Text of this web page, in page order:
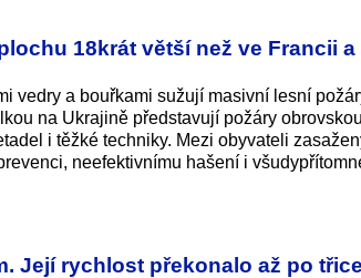
18krát větší než ve Francii
vedry a bouřkami sužují masivní lesní
na Ukrajině představují požáry
i těžké techniky. Mezi obyvateli
neefektivnímu hašení i
Její rychlost překonalo až po